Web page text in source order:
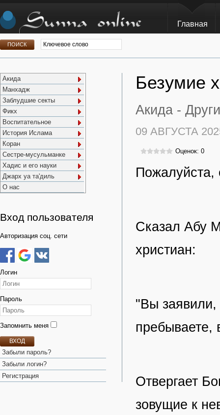
Главная
Акида
Манхадж
Заблудшие секты
Фикх
Воспитательное
История Ислама
Коран
Сестре-мусульманке
Хадис и его науки
Джарх уа та'диль
О нас
Вход пользователя
Авторизация соц. сети
Логин
Пароль
Запомнить меня
ВХОД
Забыли пароль?
Забыли логин?
Регистрация
Безумие
Акида -
09 АВГУСТА
Оценок: 0
Пожалуйста,
Сказал Абу
христиан:
"Вы
пребываете,
Отвергает
зовущие к